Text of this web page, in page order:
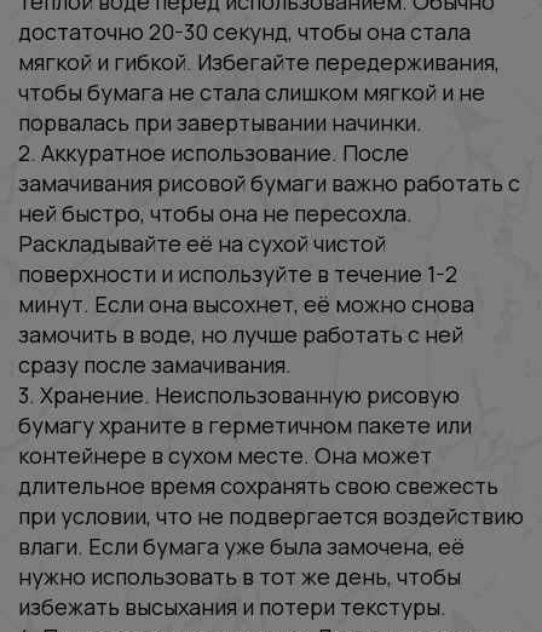
достаточно 20-30 секунд, чтобы она стала
мягкой и гибкой. Избегайте передерживания,
чтобы бумага не стала слишком мягкой и не
порвалась при завертывании начинки.
2. Аккуратное использование. После
замачивания рисовой бумаги важно работать с
ней быстро, чтобы она не пересохла.
Раскладывайте её на сухой чистой
поверхности и используйте в течение 1-2
минут. Если она высохнет, её можно снова
замочить в воде, но лучше работать с ней
сразу после замачивания.
3. Хранение. Неиспользованную рисовую
бумагу храните в герметичном пакете или
контейнере в сухом месте. Она может
длительное время сохранять свою свежесть
при условии, что не подвергается воздействию
влаги. Если бумага уже была замочена, её
нужно использовать в тот же день, чтобы
избежать высыхания и потери текстуры.